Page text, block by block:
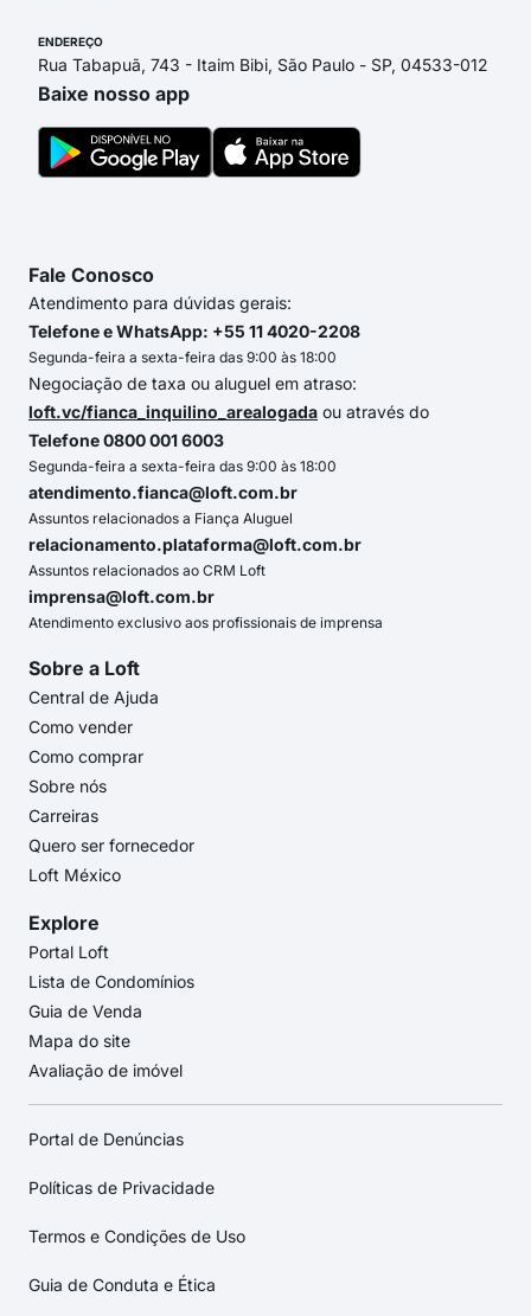
ENDEREÇO
Rua Tabapuã, 743 - Itaim Bibi, São Paulo - SP, 04533-012
Baixe nosso app
Fale Conosco
Atendimento para dúvidas gerais:
Telefone e WhatsApp: +55 11 4020-2208
Segunda-feira a sexta-feira das 9:00 às 18:00
Negociação de taxa ou aluguel em atraso:
loft.vc/fianca_inquilino_arealogada ou através do
Telefone 0800 001 6003
Segunda-feira a sexta-feira das 9:00 às 18:00
atendimento.fianca@loft.com.br
Assuntos relacionados a Fiança Aluguel
relacionamento.plataforma@loft.com.br
Assuntos relacionados ao CRM Loft
imprensa@loft.com.br
Atendimento exclusivo aos profissionais de imprensa
Sobre a Loft
Central de Ajuda
Como vender
Como comprar
Sobre nós
Carreiras
Quero ser fornecedor
Loft México
Explore
Portal Loft
Lista de Condomínios
Guia de Venda
Mapa do site
Avaliação de imóvel
Portal de Denúncias
Políticas de Privacidade
Termos e Condições de Uso
Guia de Conduta e Ética